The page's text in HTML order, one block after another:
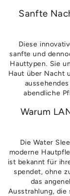
Sanfte
Diese
sanfte und
Hauttypen. Sie
Haut über Nacht
abendliche
Warum
Die Water
moderne
ist bekannt für
spendet, ohne
das
Ausstrahlung, die